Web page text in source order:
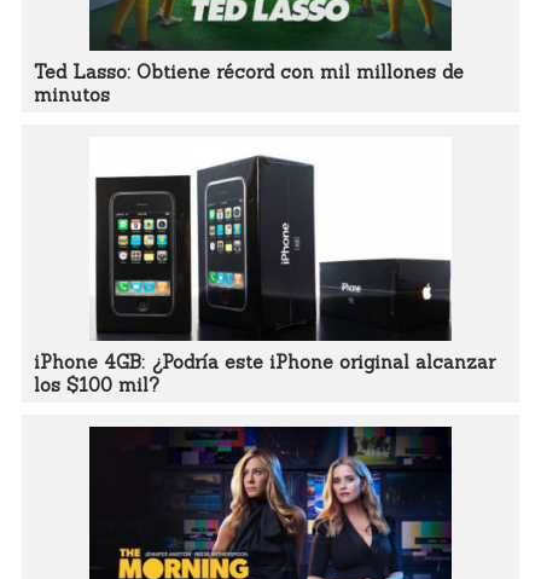
Ted Lasso: Obtiene récord con mil millones de
minutos
iPhone 4GB: ¿Podría este iPhone original alcanzar
los $100 mil?